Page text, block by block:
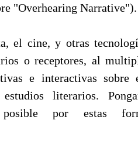
"Overhearing Narrative").
el cine, y otras
o receptores, al
e interactivas sobre
literarios.
por estas